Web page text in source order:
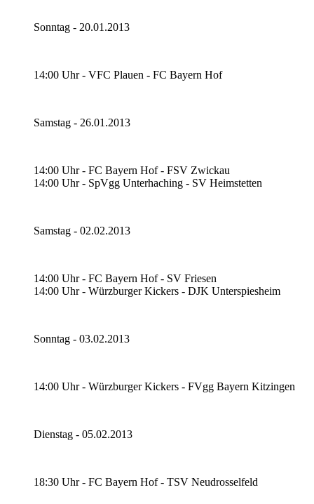
Sonntag - 20.01.2013
14:00 Uhr - VFC Plauen - FC Bayern Hof
Samstag - 26.01.2013
14:00 Uhr - FC Bayern Hof - FSV Zwickau
14:00 Uhr - SpVgg Unterhaching - SV Heimstetten
Samstag - 02.02.2013
14:00 Uhr - FC Bayern Hof - SV Friesen
14:00 Uhr - Würzburger Kickers - DJK Unterspiesheim
Sonntag - 03.02.2013
14:00 Uhr - Würzburger Kickers - FVgg Bayern Kitzingen
Dienstag - 05.02.2013
18:30 Uhr - FC Bayern Hof - TSV Neudrosselfeld